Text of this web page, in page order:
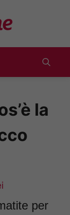
la
per